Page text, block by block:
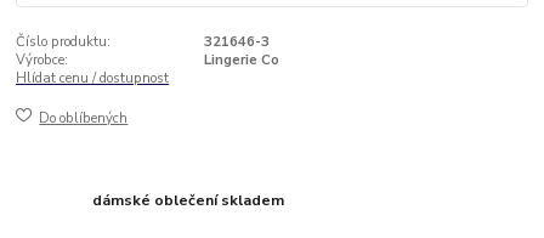
Číslo produktu:
321646-3
Výrobce:
Lingerie Co
Hlídat cenu / dostupnost
Do oblíbených
dámské oblečení skladem